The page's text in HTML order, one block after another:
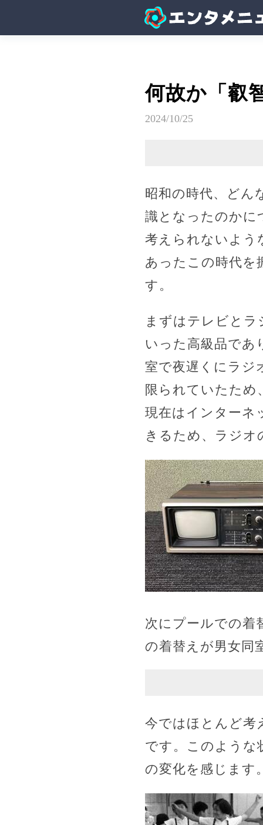
何故か「叡
2024/10/25
昭和の時代、どん
識となったのかに
考えられないよう
あったこの時代を
す。
まずはテレビと
いった高級品であ
室で夜遅くにラジ
限られていたため
現在はインターネ
きるため、ラジオ
次にプールでの着
の着替えが男女同
今ではほとんど考
です。このような
の変化を感じます